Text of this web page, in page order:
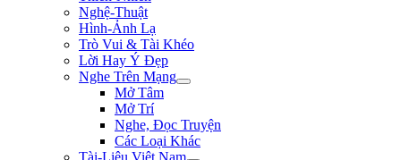
Nghệ-Thuật
Hình-Ảnh Lạ
Trò Vui & Tài Khéo
Lời Hay Ý Đẹp
Nghe Trên Mạng
Mở Tâm
Mở Trí
Nghe, Đọc Truyện
Các Loại Khác
Tài-Liệu Việt Nam